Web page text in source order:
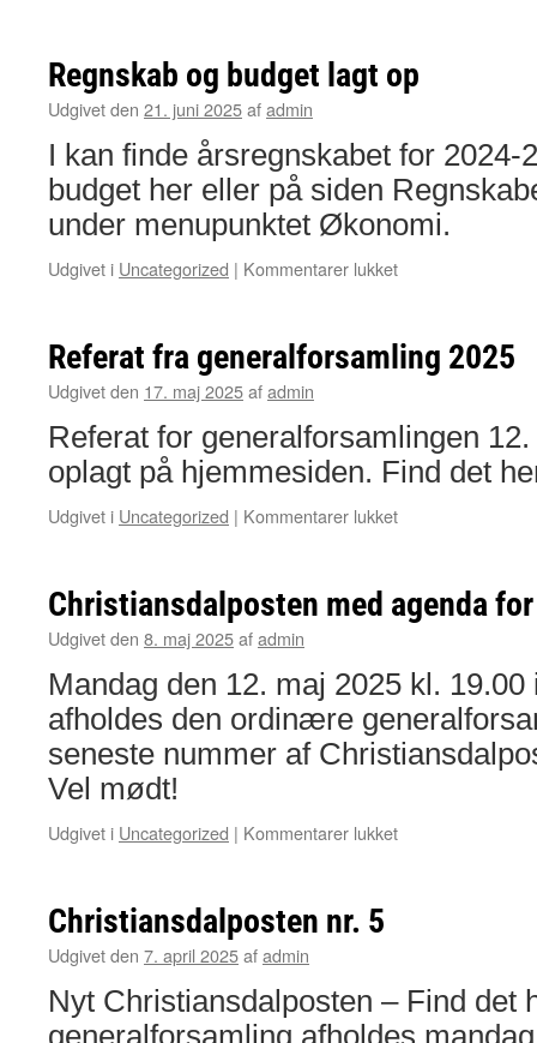
Regnskab og budget lagt op
Udgivet den 21. juni 2025afadmin
I kan finde årsregnskabet for 2024-
budget her eller på siden
under menupunktet Økonomi.
Udgivet i Uncategorized | Kommentarer lukkettil
budget
lagt
Referat fra generalforsamling 2025
Udgivet den 17. maj 2025afadmin
Referat for generalforsamlingen
oplagt på hjemmesiden. Find det
Udgivet i Uncategorized | Kommentarer lukkettil
generalforsamling
2025
Christiansdalposten med agenda
Udgivet den 8. maj 2025afadmin
Mandag den 12. maj 2025 kl. 19.00
afholdes den ordinære
seneste nummer af
Vel mødt!
Udgivet i Uncategorized | Kommentarer lukkettil
Christiansdalposten nr. 5
Udgivet den 7. april 2025afadmin
Nyt Christiansdalposten – Find det
generalforsamling afholdes